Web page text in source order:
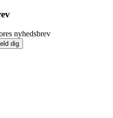
nyhedsbrev
dig